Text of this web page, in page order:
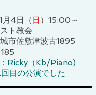
月4日（ 日 ）15:00～
ト教会
佐敷津波古1895
Ricky（Kb/Piano)
目の公演でした